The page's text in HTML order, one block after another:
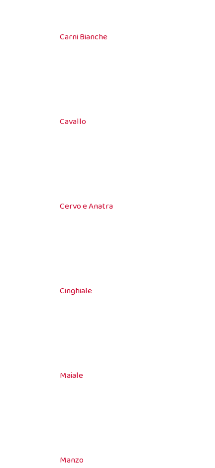
Carni Bianche
Cavallo
Cervo e Anatra
Cinghiale
Maiale
Manzo